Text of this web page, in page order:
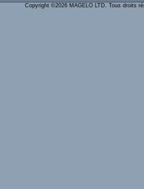
Copyright ©2026 MAGELO LTD. Tous droits